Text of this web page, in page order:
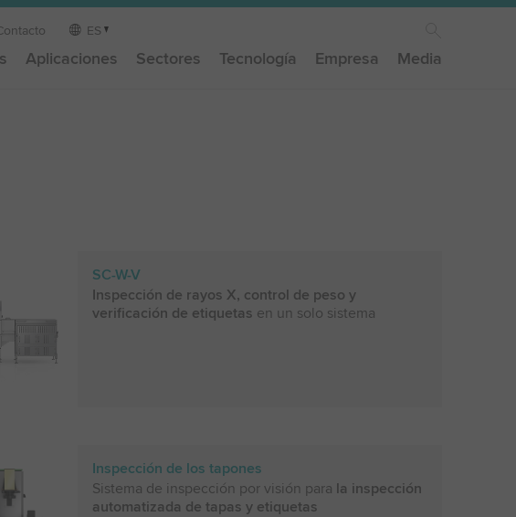
ES
Aplicaciones Sectores Tecnología Empresa Media
SC-W-V
Inspección de rayos X, control de peso y
verificación de etiquetas en un solo sistema
Inspección de los tapones
Sistema de inspección por visión para la inspección
automatizada de tapas y etiquetas